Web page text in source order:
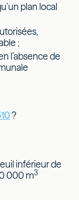
plan local
;
l’absence de
?
inférieur de
000 m3